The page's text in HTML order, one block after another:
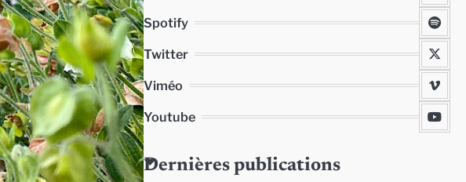
Spotify
Twitter
Viméo
Youtube
Dernières publications